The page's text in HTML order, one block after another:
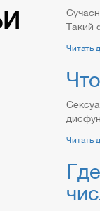
Такий
Читать
Читать